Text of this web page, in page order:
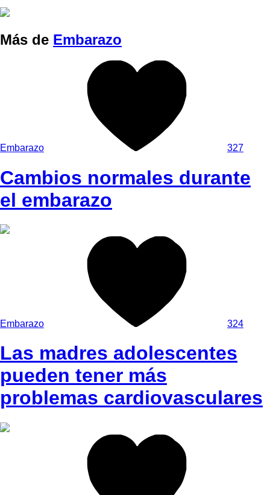
Más de Embarazo
Embarazo 327
Cambios normales durante
el embarazo
Embarazo 324
Las madres adolescentes
pueden tener más
problemas cardiovasculares